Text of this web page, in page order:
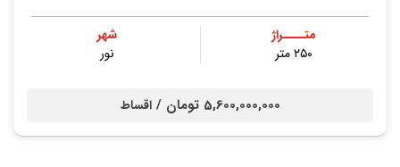
متــــراژ
۲۵۰ متر
شهر
نور
5,600,000,000 تومان / اقساط